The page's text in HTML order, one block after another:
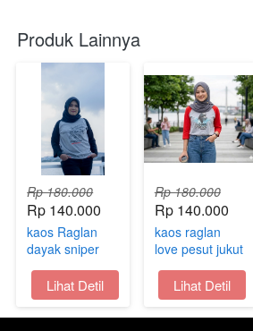
Produk Lainnya
Rp 180.000
Rp 140.000
kaos Raglan
dayak sniper
jukut oleh oleh
samarinda
kaltim
`Lihat Detil
Rp 180.000
Rp 140.000
kaos raglan
love pesut jukut
oleh oleh
samarinda
kaltim
`
Lihat Detil